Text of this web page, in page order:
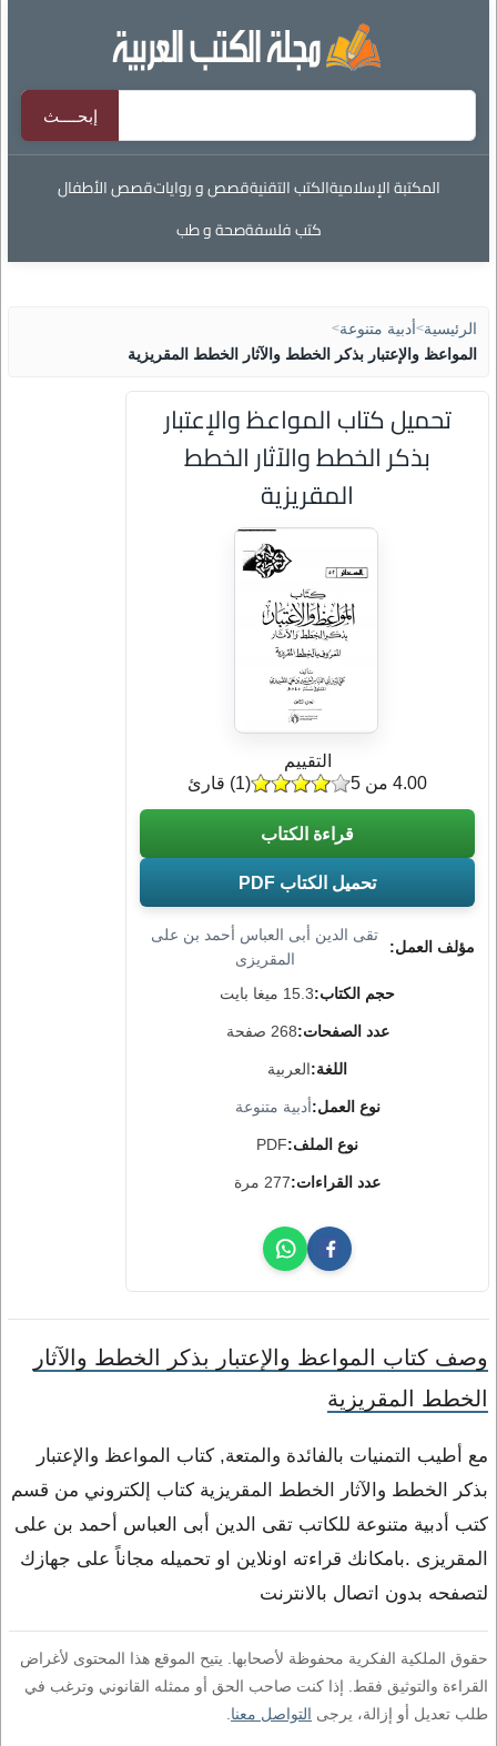
المكتبة الإسلاميةالكتب التقنيةقصص و رواياتقصص الأطفال
كتب فلسفةصحة و طب
الرئيسية> أدبية متنوعة>
المواعظ والإعتبار بذكر الخطط والآثار الخطط المقريزية
تحميل كتاب المواعظ والإعتبار
بذكر الخطط والآثار الخطط
المقريزية
مؤلف العمل:
تقى الدين أبى العباس أحمد بن على
المقريزى
حجم الكتاب:15.3 ميغا بايت
عدد الصفحات:268 صفحة
اللغة:العربية
نوع العمل:أدبية متنوعة
نوع الملف:PDF
عدد القراءات:277 مرة
التقييم
(
1) قارئ 4.00 من 5
قراءة الكتاب
تحميل الكتاب PDF
وصف كتاب المواعظ والإعتبار بذكر الخطط والآثار
الخطط المقريزية
مع أطيب التمنيات بالفائدة والمتعة, كتاب المواعظ والإعتبار
بذكر الخطط والآثار الخطط المقريزية كتاب إلكتروني من قسم
كتب أدبية متنوعة للكاتب تقى الدين أبى العباس أحمد بن على
المقريزى .بامكانك قراءته اونلاين او تحميله مجاناً على جهازك
لتصفحه بدون اتصال بالانترنت
حقوق الملكية الفكرية محفوظة لأصحابها. يتيح الموقع هذا المحتوى لأغراض
القراءة والتوثيق فقط. إذا كنت صاحب الحق أو ممثله القانوني وترغب في
طلب تعديل أو إزالة، يرجى التواصل معنا